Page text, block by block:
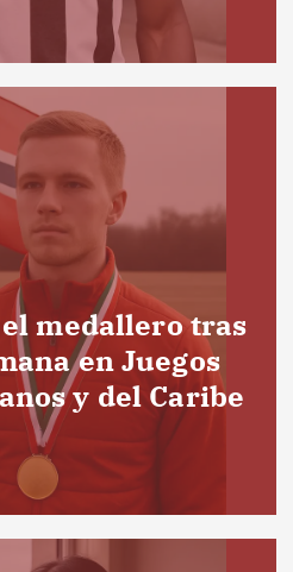
medallero tras
en Juegos
y del Caribe